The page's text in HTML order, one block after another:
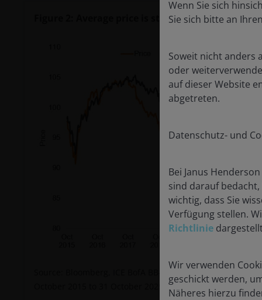
Figure 2: Average price is still below par, despite
Source: Bloomberg, ICE BofA BB-B Global High Yield
Past performance
Wenn Sie sich
Sie sich bitte an
Soweit nicht anders
oder
auf dieser Website
abgetreten.
Datenschutz- und
Bei Janus
sind darauf
wichtig, dass Sie
Verfügung stellen.
Richtlinie
Wir verwenden
geschickt werden,
Näheres hierzu